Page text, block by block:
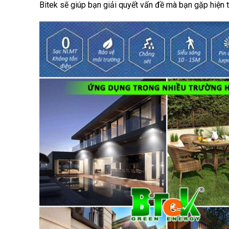
Bitek sẽ giúp bạn giải quyết vấn đề mà bạn gặp hiện